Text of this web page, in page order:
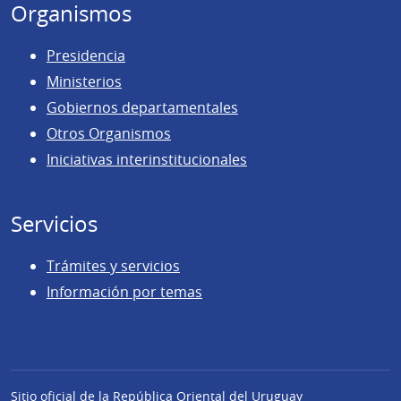
Organismos
Presidencia
Ministerios
Gobiernos departamentales
Otros Organismos
Iniciativas interinstitucionales
Servicios
Trámites y servicios
Información por temas
Sitio oficial de la República Oriental del Uruguay